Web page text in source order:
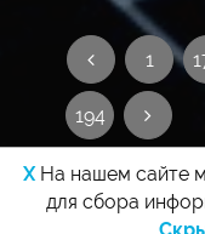
1
194
XНа нашем сайте
для сбора